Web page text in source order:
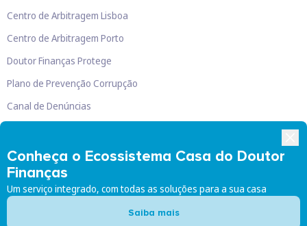
Conheça o Ecossistema Casa do Doutor
Finanças
Um serviço integrado, com todas as soluções para a sua casa
Saiba mais
Centro de Arbitragem Lisboa
Centro de Arbitragem Porto
Doutor Finanças Protege
Plano de Prevenção Corrupção
Canal de Denúncias
Doutor Finanças, Lda